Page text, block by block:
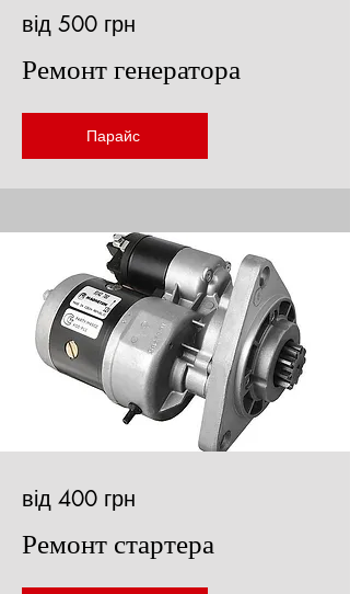
від 500 грн
Ремонт генератора
Парайс
від 400 грн
Ремонт стартера